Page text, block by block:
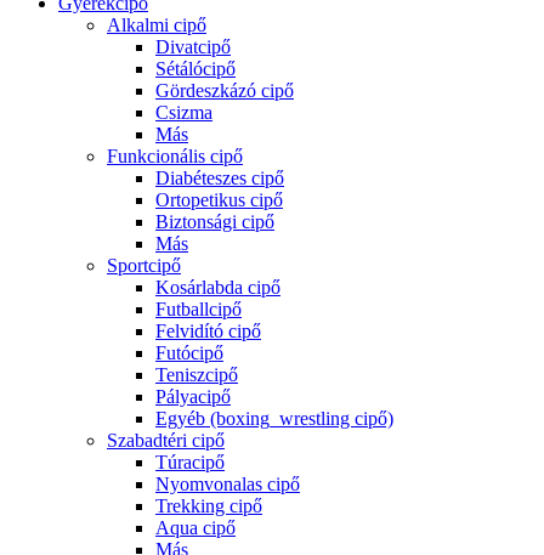
Alkalmi cipő
Divatcipő
Sétálócipő
Gördeszkázó cipő
Csizma
Más
Funkcionális cipő
Diabéteszes cipő
Ortopetikus cipő
Biztonsági cipő
Más
Sportcipő
Kosárlabda cipő
Futballcipő
Felvidító cipő
Futócipő
Teniszcipő
Pályacipő
Egyéb (boxing_wrestling cipő)
Szabadtéri cipő
Túracipő
Nyomvonalas cipő
Trekking cipő
Aqua cipő
Más